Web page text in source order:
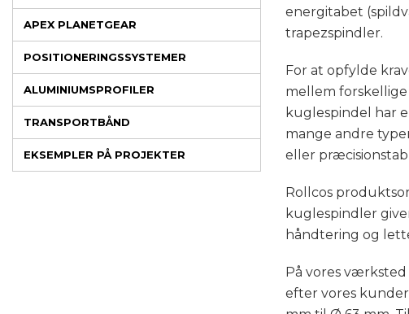
APEX PLANETGEAR
POSITIONERINGSSYSTEMER
ALUMINIUMSPROFILER
TRANSPORTBÅND
EKSEMPLER PÅ PROJEKTER
energitabet
trapezspindler.
For at opfylde
mellem
kuglespindel har
mange andre
eller
Rollcos
kuglespindler
håndtering og
På vores
efter vores